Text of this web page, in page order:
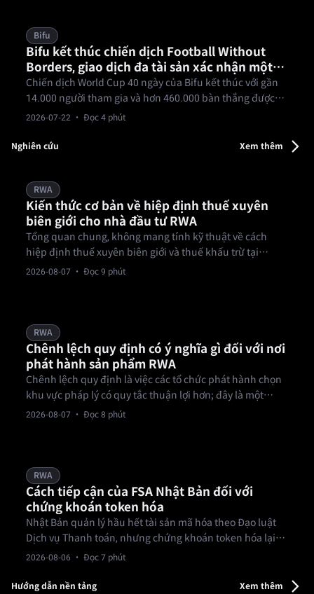
Bifu
Bifu kết thúc chiến dịch Football Without
Borders, giao dịch đa tài sản xác nhận một
tài khoản, giao dịch thế giới
Chiến dịch World Cup 40 ngày của Bifu kết thúc với gần
14.000 người tham gia và hơn 460.000 bàn thắng được
ghi, với giao dịch ngoại hối đạt khối lượng danh nghĩa
điểm một tài khoản, đa tài sản của Bifu.
2026-07-22 · Đọc 4 phút
Nghiên cứu Xem thêm
RWA
Kiến thức cơ bản về hiệp định thuế xuyên
biên giới cho nhà đầu tư RWA
Tổng quan chung, không mang tính kỹ thuật về cách
hiệp định thuế xuyên biên giới và thuế khấu trừ tại
nguồn tác động đến thu nhập từ đầu tư RWA; không phải
2026-08-07 · Đọc 9 phút
RWA
Chênh lệch quy định có ý nghĩa gì đối với nơi
phát hành sản phẩm RWA
Chênh lệch quy định là việc các tổ chức phát hành chọn
khu vực pháp lý có quy tắc thuận lợi hơn; đây là một
phần bình thường của cấu trúc, nhưng nó ảnh hưởng
2026-08-07 · Đọc 8 phút
RWA
Cách tiếp cận của FSA Nhật Bản đối với
chứng khoán token hóa
Nhật Bản quản lý hầu hết tài sản mã hóa theo Đạo luật
Dịch vụ Thanh toán, nhưng chứng khoán token hóa lại
thuộc Đạo luật Công cụ Tài chính và Sàn giao dịch.
2026-08-06 · Đọc 7 phút
Hướng dẫn nền tảng Xem thêm